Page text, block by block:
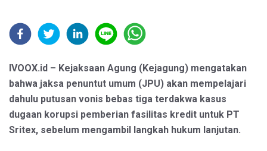
IVOOX.id – Kejaksaan Agung (Kejagung) mengatakan
bahwa jaksa penuntut umum (JPU) akan mempelajari
dahulu putusan vonis bebas tiga terdakwa kasus
dugaan korupsi pemberian fasilitas kredit untuk PT
Sritex, sebelum mengambil langkah hukum lanjutan.